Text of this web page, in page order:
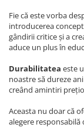
Fie că este vorba
introducerea
gândirii critice și a
aduce un plus în
Durabilitatea este
noastre să dureze
creând amintiri
Aceasta nu doar că
alegere